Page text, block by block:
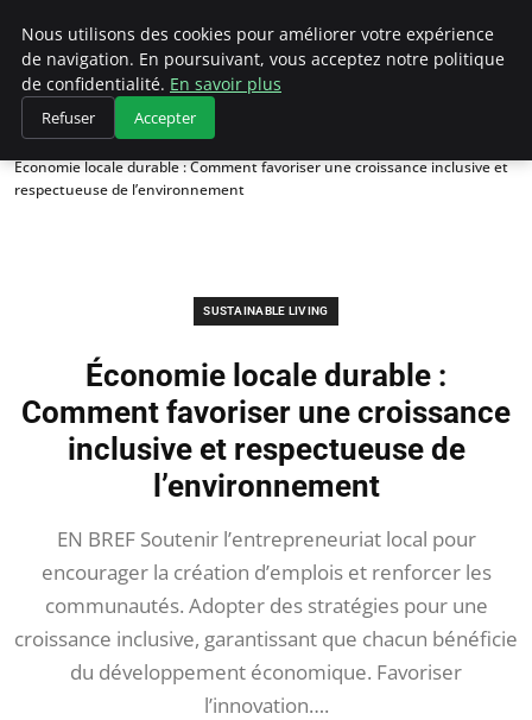
Climategatecountryclub.com
Accueil
Sustainable Living
Économie locale durable : Comment favoriser une croissance inclusive et
respectueuse de l’environnement
SUSTAINABLE LIVING
Économie locale durable :
Comment favoriser une croissance
inclusive et respectueuse de
l’environnement
EN BREF Soutenir l’entrepreneuriat local pour
encourager la création d’emplois et renforcer les
communautés. Adopter des stratégies pour une
croissance inclusive, garantissant que chacun bénéficie
du développement économique. Favoriser
l’innovation….
Nous utilisons des cookies pour améliorer votre expérience
de navigation. En poursuivant, vous acceptez notre politique
de confidentialité. En savoir plus
Refuser Accepter